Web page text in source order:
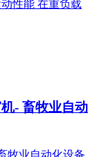
- 畜牧业自动